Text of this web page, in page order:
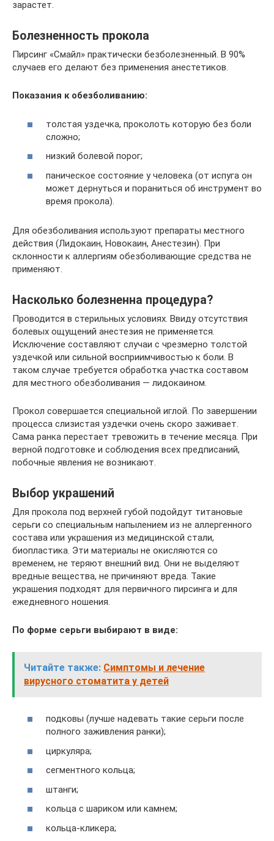
зарастет.
Болезненность прокола
Пирсинг «Смайл» практически безболезненный. В 90%
случаев его делают без применения анестетиков.
Показания к обезболиванию:
толстая уздечка, проколоть которую без боли
сложно;
низкий болевой порог;
паническое состояние у человека (от испуга он
может дернуться и пораниться об инструмент во
время прокола).
Для обезболивания используют препараты местного
действия (Лидокаин, Новокаин, Анестезин). При
склонности к аллергиям обезболивающие средства не
применяют.
Насколько болезненна процедура?
Проводится в стерильных условиях. Ввиду отсутствия
болевых ощущений анестезия не применяется.
Исключение составляют случаи с чрезмерно толстой
уздечкой или сильной восприимчивостью к боли. В
таком случае требуется обработка участка составом
для местного обезболивания — лидокаином.
Прокол совершается специальной иглой. По завершении
процесса слизистая уздечки очень скоро заживает.
Сама ранка перестает тревожить в течение месяца. При
верной подготовке и соблюдения всех предписаний,
побочные явления не возникают.
Выбор украшений
Для прокола под верхней губой подойдут титановые
серьги со специальным напылением из не аллергенного
состава или украшения из медицинской стали,
биопластика. Эти материалы не окисляются со
временем, не теряют внешний вид. Они не выделяют
вредные вещества, не причиняют вреда. Такие
украшения подходят для первичного пирсинга и для
ежедневного ношения.
По форме серьги выбирают в виде:
Читайте также: Симптомы и лечение
вирусного стоматита у детей
подковы (лучше надевать такие серьги после
полного заживления ранки);
циркуляра;
сегментного кольца;
штанги;
кольца с шариком или камнем;
кольца-кликера;